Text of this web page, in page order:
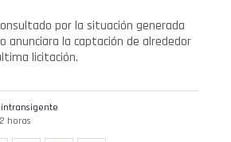
por la situación generada
anunciara la captación de alrededor
licitación.
intransigente
horas